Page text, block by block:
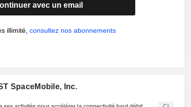
avec un email
illimité,consultez nos abonnements
SpaceMobile, Inc.